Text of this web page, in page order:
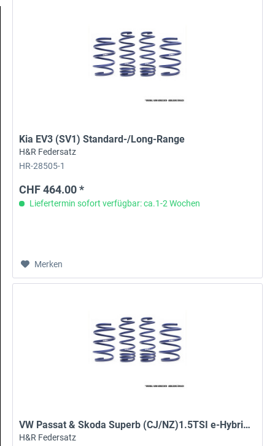
Kia EV3 (SV1) Standard-/Long-Range
H&R Federsatz
HR-28505-1
CHF 464.00 *
Liefertermin sofort verfügbar: ca.1-2 Wochen
Merken
VW Passat & Skoda Superb (CJ/NZ)1.5TSI e-Hybrid/iV
H&R Federsatz